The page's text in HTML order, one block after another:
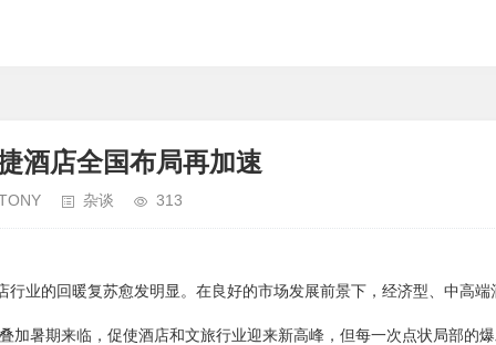
酒店全国布局再加速
杂谈 313
行业的回暖复苏愈发明显。在良好的市场发展前景下，经济型、中高
加暑期来临，促使酒店和文旅行业迎来新高峰，但每一次点状局部的